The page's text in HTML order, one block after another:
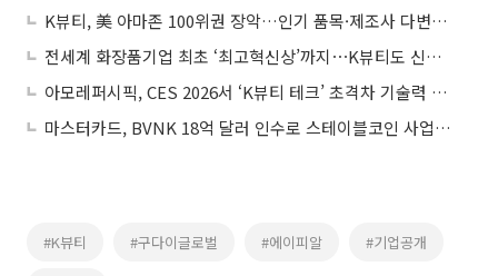
K뷰티, 美 아마존 100위권 장악…인기 품목·제조사 다변화 뚜렷
전세계 화장품기업 최초 ‘최고혁신상’까지⋯K뷰티도 신기술 전쟁 중
아모레퍼시픽, CES 2026서 ‘K뷰티 테크’ 초격차 기술력 공개
마스터카드, BVNK 18억 달러 인수로 스테이블코인 사업 본격 확장
#K뷰티 #구다이글로벌 #에이피알 #기업공개